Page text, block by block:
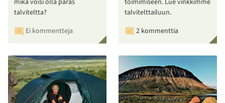
mikä voisi olla paras
talviteltta?
Ei kommentteja
toimimiseen. Lue vinkkimme
talvitelttailuun.
2 kommenttia